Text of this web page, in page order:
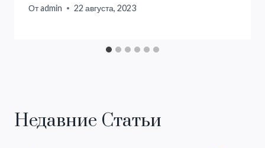
Отadmin 22 августа, 2023
Недавние Статьи